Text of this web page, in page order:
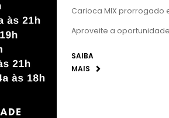
Carioca MIX prorrogado
Aproveite a
SAIBA
MAIS